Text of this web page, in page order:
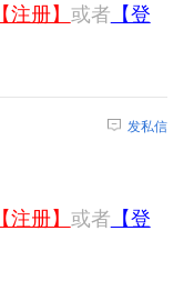
【注册】 或者 【登
发私信
【注册】 或者 【登